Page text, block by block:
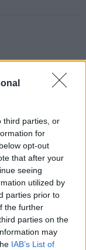
third parties, or
for
opt-out
that after your
seeing
utilized by
parties prior to
the further
parties on the
may
IAB’s List of
is függ az